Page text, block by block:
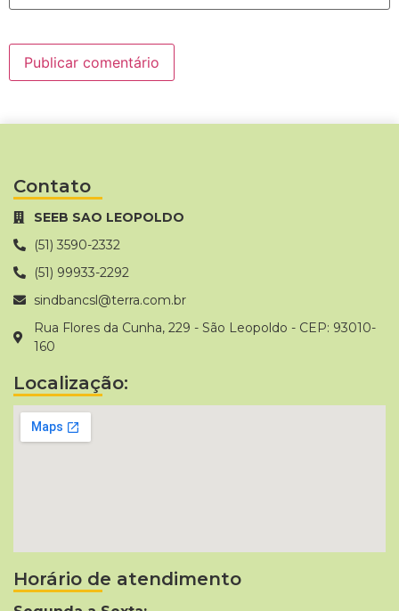
Contato
SEEB SAO LEOPOLDO
(51) 3590-2332
(51) 99933-2292
sindbancsl@terra.com.br
Rua Flores da Cunha, 229 - São Leopoldo - CEP: 93010-
160
Localização:
Horário de atendimento